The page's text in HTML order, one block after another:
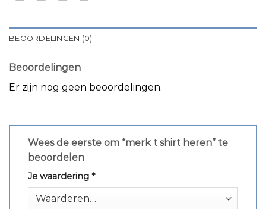
BEOORDELINGEN (0)
Beoordelingen
Er zijn nog geen beoordelingen.
Wees de eerste om “merk t shirt heren” te
beoordelen
Je waardering *